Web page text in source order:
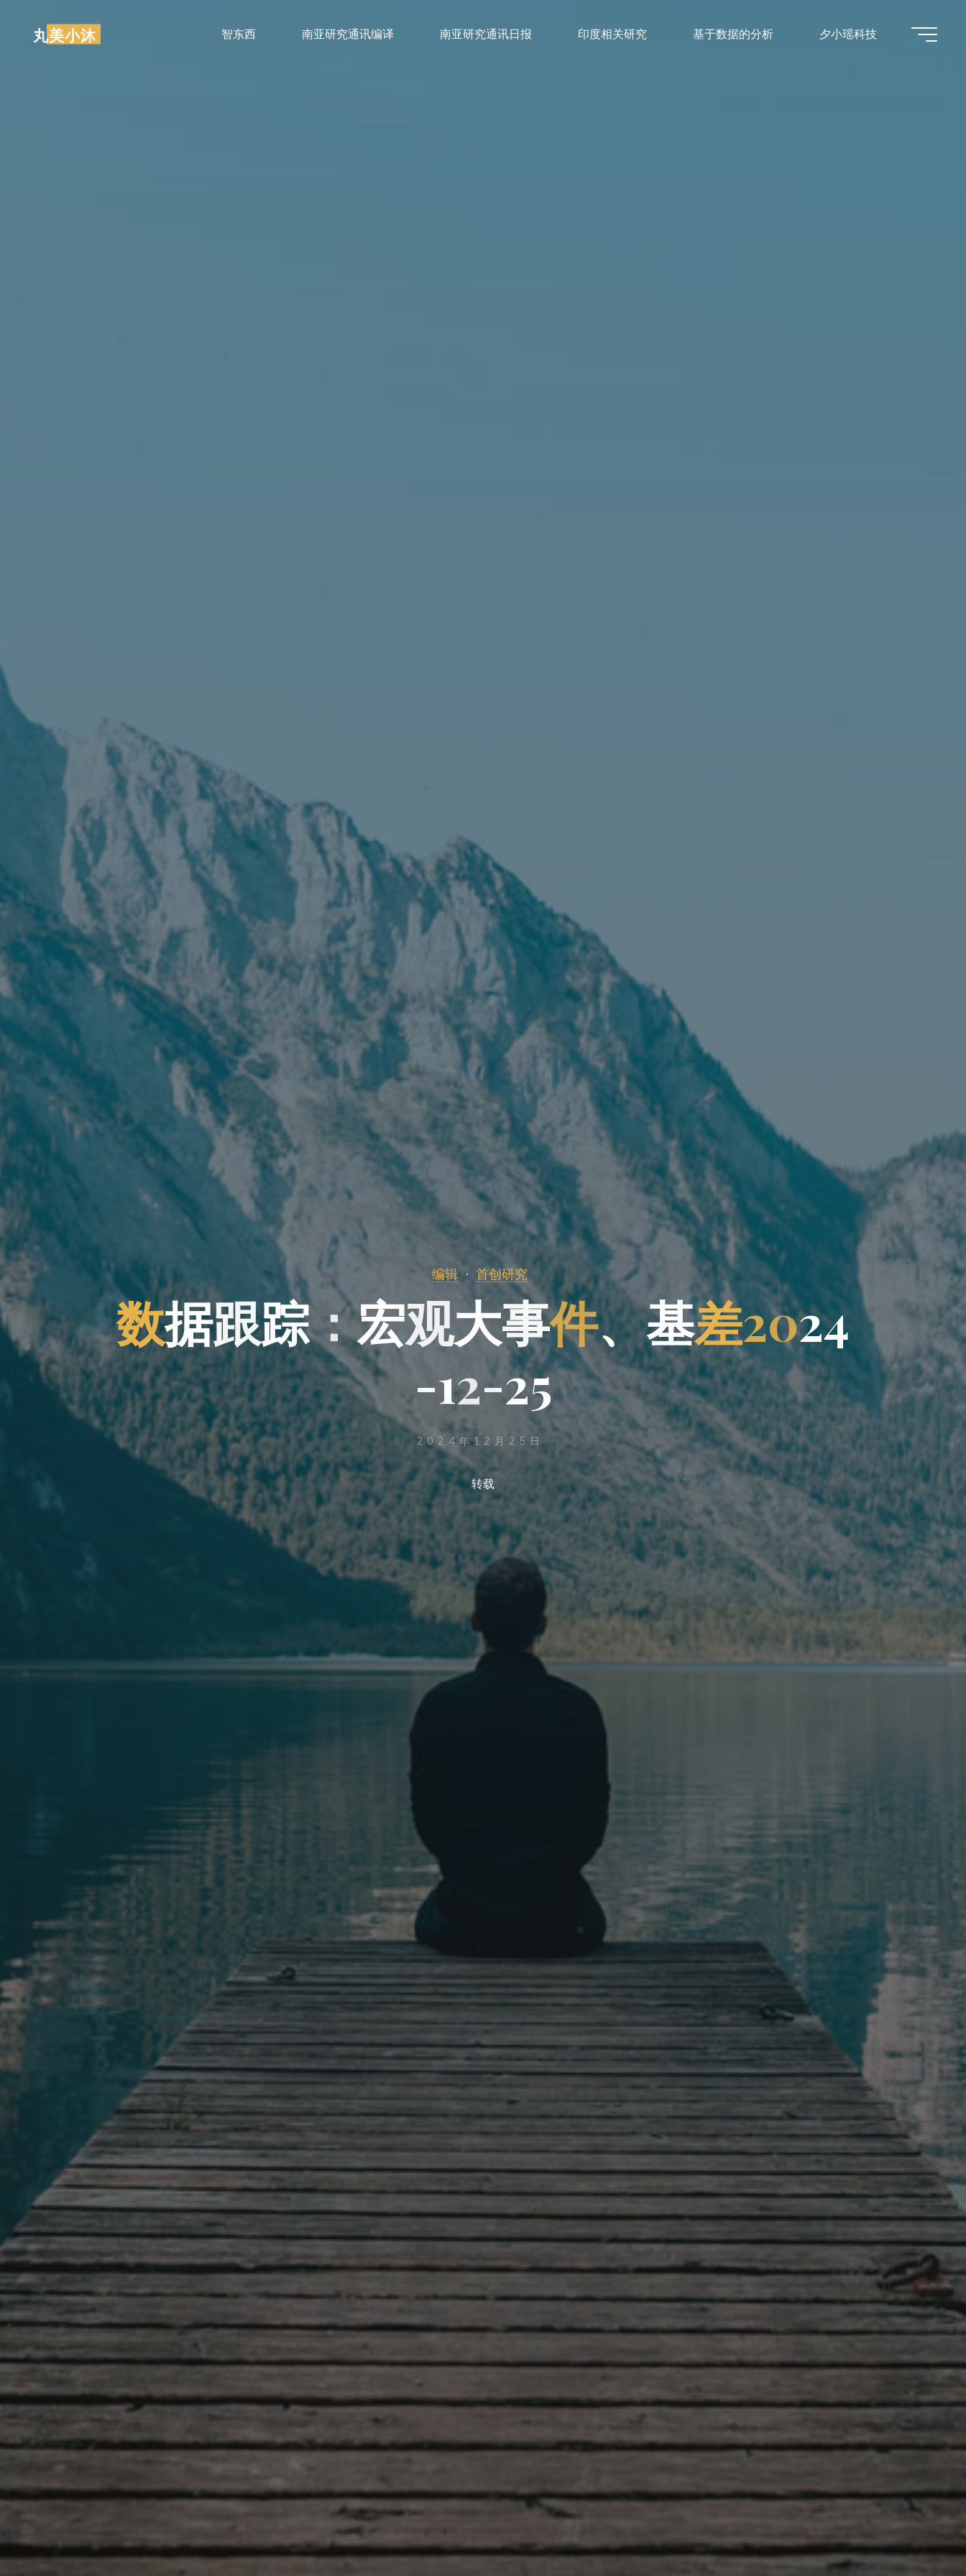
丸美小沐 智东西 南亚研究通讯编译 南亚研究通讯日报 印度相关研究 基于数据的分析 夕小瑶科技
编辑 首创研究
数据跟踪：宏观大
大 事 事
件、基差202
2 4
-
- 12
2 -25
2024年12月25日
转载